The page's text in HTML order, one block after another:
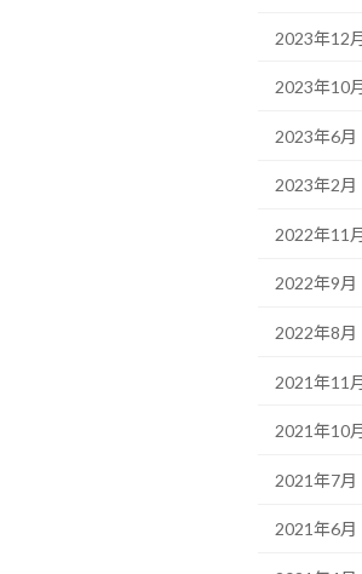
2023年12
2023年10
2023年6月
2023年2月
2022年11
2022年9月
2022年8月
2021年11
2021年10
2021年7月
2021年6月